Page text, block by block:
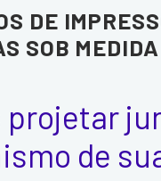
DE
SOB MEDIDA
projetar
de